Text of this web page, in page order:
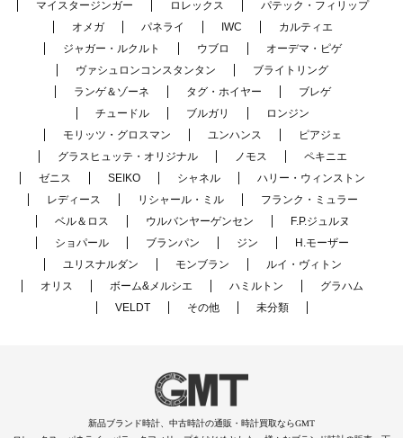
マイスタージンガー
ロレックス
パテック・フィリップ
オメガ
パネライ IWC
カルティエ
ジャガー・ルクルト
ウブロ
オーデマ・ピゲ
ヴァシュロンコンスタンタン
ブライトリング
ランゲ＆ゾーネ
タグ・ホイヤー
ブレゲ
チュードル
ブルガリ
ロンジン
モリッツ・グロスマン
ユンハンス
ピアジェ
グラスヒュッテ・オリジナル
ノモス
ペキニエ
ゼニス
SEIKO シャネル
ハリー・ウィンストン
レディース
リシャール・ミル
フランク・ミュラー
ベル＆ロス
ウルバンヤーゲンセン
F.P.ジュルヌ
ショパール
ブランパン ジン
H.モーザー
ユリスナルダン
モンブラン
ルイ・ヴィトン
オリス
ボーム&メルシエ ハミルトン
グラハム
VELDT
その他 未分類
新品ブランド時計、中古時計の通販・時計買取ならGMT